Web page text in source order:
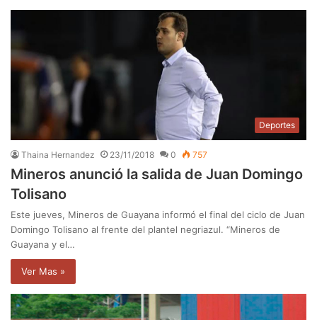
Deportes
Thaina Hernandez 23/11/2018 0 757
Mineros anunció la salida de Juan Domingo
Tolisano
Este jueves, Mineros de Guayana informó el final del ciclo de Juan
Domingo Tolisano al frente del plantel negriazul. “Mineros de
Guayana y el…
Ver Mas »